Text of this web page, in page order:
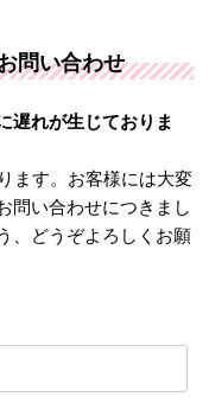
問い合わせ
遅れが生じておりま
ます。お客様には大変
問い合わせにつきまし
、どうぞよろしくお願